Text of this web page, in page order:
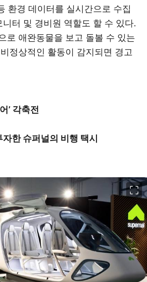
환경 데이터를 실시간으로 수집
터 및 경비원 역할도 할 수 있다.
로 애완동물을 보고 돌볼 수 있는
정상적인 활동이 감지되면 경고
’ 각축전
한 슈퍼널의 비행 택시